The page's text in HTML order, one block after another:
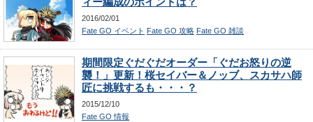
2016/02/01
Fate GO イベント Fate GO 攻略 Fate GO 雑談
期間限定ぐだぐだオーダー「ぐだお怒りの逆
襲！」更新！桜セイバー＆ノッブ、スカサハ師
匠に挑戦するも・・・？
2015/12/10
Fate GO 情報